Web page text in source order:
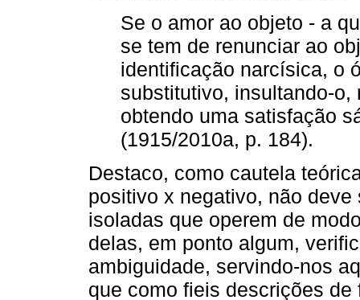
Se o amor ao objeto - a
se tem de renunciar ao
identificação narcísica, o
substitutivo, insultando-o,
obtendo uma satisfação
(1915/2010a, p. 184).
Destaco, como cautela
positivo x negativo, não
isoladas que operem de
delas, em ponto algum,
ambiguidade, servindo-nos
que como fieis descrições